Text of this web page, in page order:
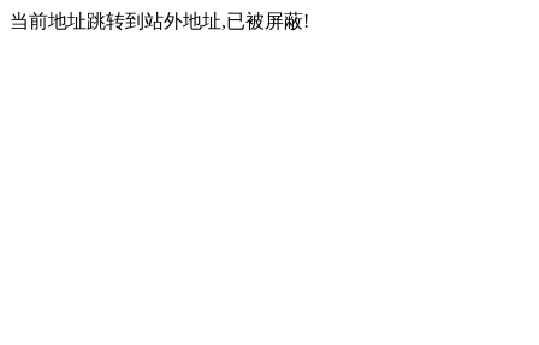
当前地址跳转到站外地址,已被屏蔽!